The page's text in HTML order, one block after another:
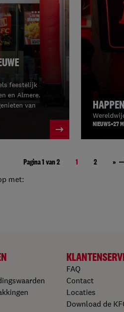
feestelijk
en Almere.
van
NIEUWS 27
Pagina 1 van 2 1 2 »
met:
FAQ
Contact
Locaties
Download de